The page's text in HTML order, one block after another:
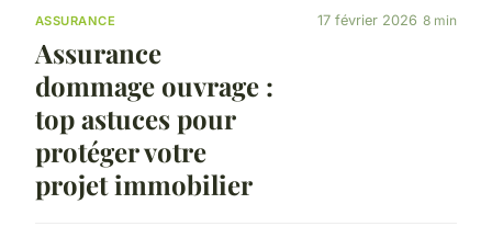
ASSURANCE
Assurance
dommage ouvrage :
top astuces pour
protéger votre
projet immobilier
17 février 2026 8 min